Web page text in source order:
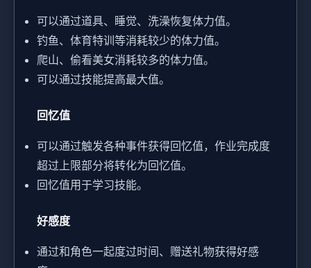
可以通过道具、睡觉、洗澡恢复体力值。
钓鱼、体育特训等消耗较少的体力值。
爬山、偷看美女消耗较多的体力值。
可以通过技能提高最大值。
回忆值
可以通过触发各种事件获得回忆值，作业完成度
超过上限部分将转化为回忆值。
回忆值用于学习技能。
好感度
通过和角色一起度过时间、赠送礼物获得好感